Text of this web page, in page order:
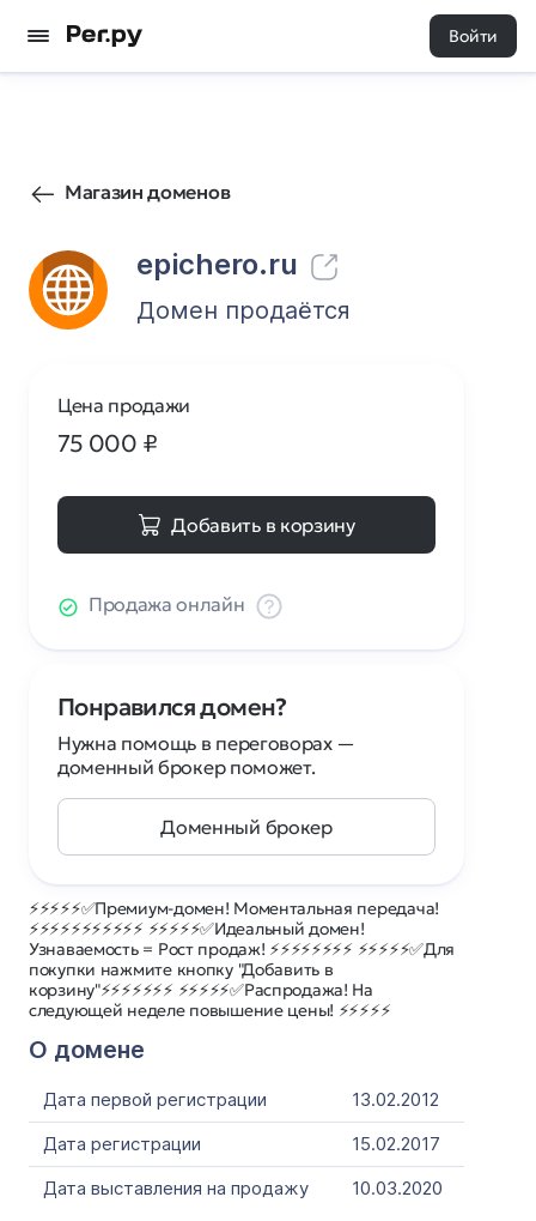
Войти
Магазин доменов
epichero.ru
267 0
Домен продаётся
⚡⚡⚡⚡⚡✅Премиум-домен! Моментальная передача!
⚡⚡⚡⚡⚡⚡⚡⚡⚡⚡⚡ ⚡⚡⚡⚡⚡✅Идеальный домен!
Узнаваемость = Рост продаж! ⚡⚡⚡⚡⚡⚡⚡⚡ ⚡⚡⚡⚡⚡✅Для
покупки нажмите кнопку "Добавить в
корзину"⚡⚡⚡⚡⚡⚡⚡ ⚡⚡⚡⚡⚡✅Распродажа! На
следующей неделе повышение цены! ⚡⚡⚡⚡⚡
О домене
Дата первой регистрации
13.02.2012
Дата регистрации
15.02.2017
Дата выставления на продажу
10.03.2020
Цена продажи
75 000 ₽
Добавить в корзину
Продажа онлайн
Понравился домен?
Нужна помощь в переговорах —
доменный брокер поможет.
Доменный брокер